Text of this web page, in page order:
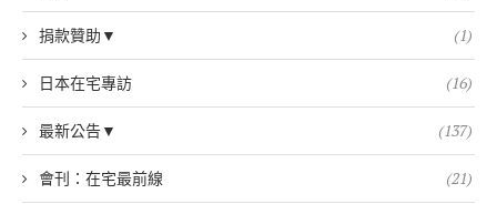
捐款贊助▼ (1)
日本在宅專訪 (16)
最新公告▼ (137)
會刊：在宅最前線 (21)